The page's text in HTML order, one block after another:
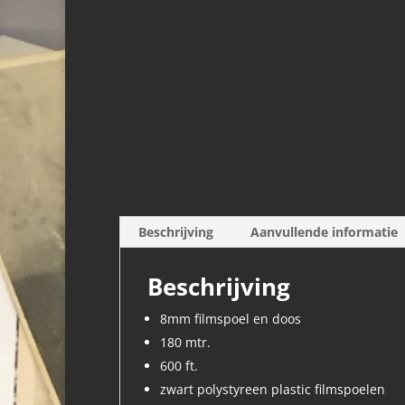
Beschrijving Aanvullende informatie
Beschrijving
8mm filmspoel en doos
180 mtr.
600 ft.
zwart polystyreen plastic filmspoelen